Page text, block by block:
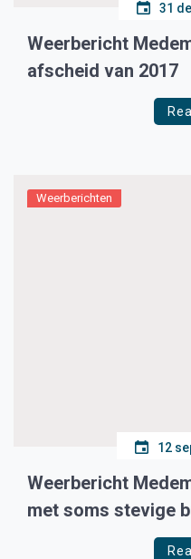
31
Weerbericht
afscheid van 2017
Weerberichten
12
Weerbericht
met soms stevige